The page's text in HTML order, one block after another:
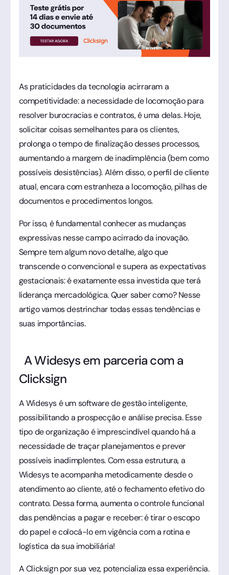
As praticidades da tecnologia acirraram a
competitividade: a necessidade de locomoção para
resolver burocracias e contratos, é uma delas. Hoje,
solicitar coisas semelhantes para os clientes,
prolonga o tempo de finalização desses processos,
aumentando a margem de inadimplência (bem como
possíveis desistências). Além disso, o perfil de cliente
atual, encara com estranheza a locomoção, pilhas de
documentos e procedimentos longos.
Por isso, é fundamental conhecer as mudanças
expressivas nesse campo acirrado da inovação.
Sempre tem algum novo detalhe, algo que
transcende o convencional e supera as expectativas
gestacionais: é exatamente essa investida que terá
liderança mercadológica. Quer saber como? Nesse
artigo vamos destrinchar todas essas tendências e
suas importâncias.
A Widesys em parceria com a
Clicksign
A Widesys é um software de gestão inteligente,
possibilitando a prospecção e análise precisa. Esse
tipo de organização é imprescindível quando há a
necessidade de traçar planejamentos e prever
possíveis inadimplentes. Com essa estrutura, a
Widesys te acompanha metodicamente desde o
atendimento ao cliente, até o fechamento efetivo do
contrato. Dessa forma, aumenta o controle funcional
das pendências a pagar e receber: é tirar o escopo
do papel e colocá-lo em vigência com a rotina e
logística da sua imobiliária!
A Clicksign por sua vez, potencializa essa experiência.